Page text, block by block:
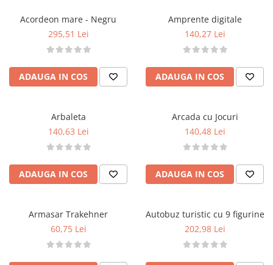
Mașinuțe
5-7 Ani
Acordeon mare - Negru
295,51 Lei
ADAUGA IN COS
Amprente digitale
140,27 Lei
ADAUGA IN COS
Arbaleta
140,63 Lei
ADAUGA IN COS
Arcada cu Jocuri
140,48 Lei
ADAUGA IN COS
Armasar Trakehner
60,75 Lei
Autobuz turistic cu 9 figurine
202,98 Lei